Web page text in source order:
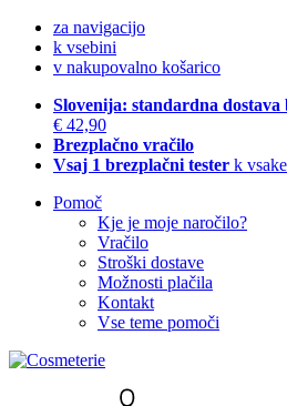
za navigacijo
k vsebini
v nakupovalno košarico
Slovenija: standardna dostava
€ 42,90
Brezplačno vračilo
Vsaj 1 brezplačni tester k
Pomoč
Kje je moje naročilo?
Vračilo
Stroški dostave
Možnosti plačila
Kontakt
Vse teme pomoči